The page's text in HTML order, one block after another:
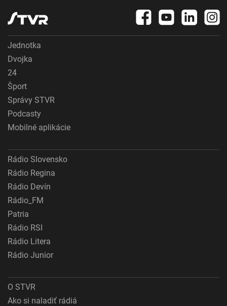
Jednotka
Dvojka
24
Šport
Správy STVR
Podcasty
Mobilné aplikácie
Rádio Slovensko
Rádio Regina
Rádio Devín
Rádio_FM
Patria
Rádio RSI
Rádio Litera
Rádio Junior
O STVR
Ako si naladiť rádiá